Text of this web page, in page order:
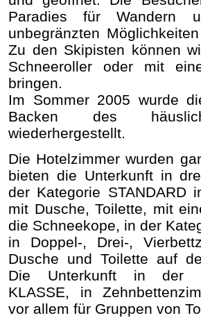
Paradies für Wandern
unbegränzten
Zu den Skipisten können
Schneeroller oder mit
bringen.
Im Sommer 2005 wurde
Backen des
wiederhergestellt.
Die Hotelzimmer wurden
bieten die Unterkunft in
der Kategorie STANDARD
mit Dusche, Toilette, mit
die Schneekope, in der
in Doppel-, Drei-,
Dusche und Toilette auf
Die Unterkunft in der
KLASSE, in
vor allem für Gruppen von